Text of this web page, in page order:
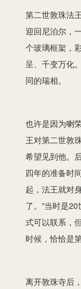
第二世敦珠法
迎回尼泊尔，
个玻璃框架，
呈、千变万化
同的瑞相。
也许是因为喇
王对第二世敦
希望见到他。
四年的准备时
起，法王就对
了。”当时是
式可以联系，
时候，恰恰是
离开敦珠寺后